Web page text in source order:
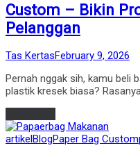
Custom – Bikin
Pelanggan
by
Tas KertasPosted
February 9, 2026
Pernah nggak sih, kamu beli
plastik kresek biasa?
Posted
artikel BlogPaper Bag Custom